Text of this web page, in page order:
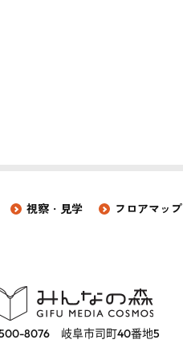
視察・見学 フロアマップ
8076 岐阜市司町40番地5